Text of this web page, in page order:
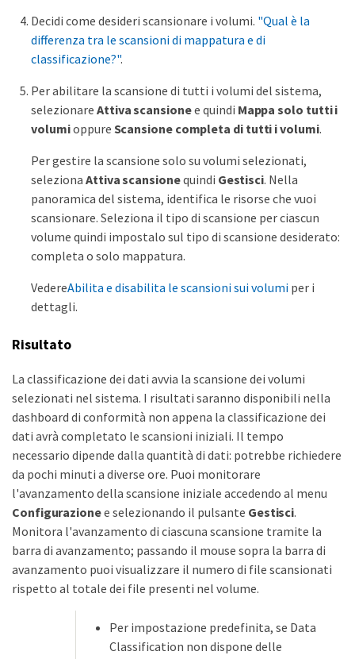
Decidi come desideri scansionare i volumi. "Qual è la
differenza tra le scansioni di mappatura e di
classificazione?".
Per abilitare la scansione di tutti i volumi del sistema,
selezionare Attiva scansionee quindi Mappa solo tutti i
volumioppure Scansione completa di tutti i volumi.
Per gestire la scansione solo su volumi selezionati,
seleziona Attiva scansionequindi Gestisci. Nella
panoramica del sistema, identifica le risorse che vuoi
scansionare. Seleziona il tipo di scansione per ciascun
volume quindi impostalo sul tipo di scansione desiderato:
completa o solo mappatura.
VedereAbilita e disabilita le scansioni sui volumi per i
dettagli.
Risultato
La classificazione dei dati avvia la scansione dei volumi
selezionati nel sistema. I risultati saranno disponibili nella
dashboard di conformità non appena la classificazione dei
dati avrà completato le scansioni iniziali. Il tempo
necessario dipende dalla quantità di dati: potrebbe richiedere
da pochi minuti a diverse ore. Puoi monitorare
l'avanzamento della scansione iniziale accedendo al menu
Configurazionee selezionando il pulsante Gestisci.
Monitora l'avanzamento di ciascuna scansione tramite la
barra di avanzamento; passando il mouse sopra la barra di
avanzamento puoi visualizzare il numero di file scansionati
rispetto al totale dei file presenti nel volume.
Per impostazione predefinita, se Data
Classification non dispone delle